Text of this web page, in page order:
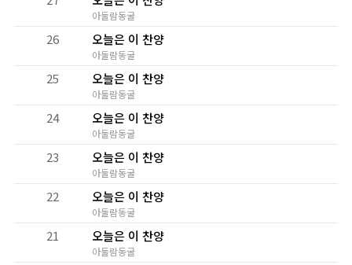
아둘람동굴
26 오늘은 이 찬양
아둘람동굴
25 오늘은 이 찬양
아둘람동굴
24 오늘은 이 찬양
아둘람동굴
23 오늘은 이 찬양
아둘람동굴
22 오늘은 이 찬양
아둘람동굴
21 오늘은 이 찬양
아둘람동굴